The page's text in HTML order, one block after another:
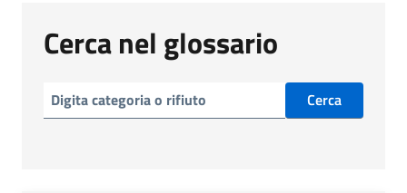
Cerca nel glossario
Cerca